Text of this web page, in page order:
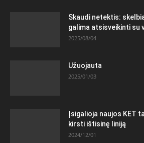
Skaudi netektis:
galima atsisveikinti su
2025/08/04
Užuojauta
2025/01/03
Įsigalioja naujos KET
kirsti ištisinę liniją
2024/12/01